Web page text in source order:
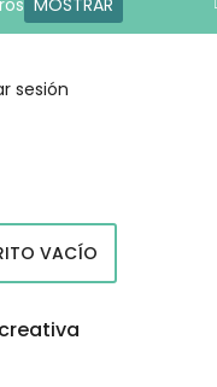
MOSTRAR
sesión
CESTAVACÍO